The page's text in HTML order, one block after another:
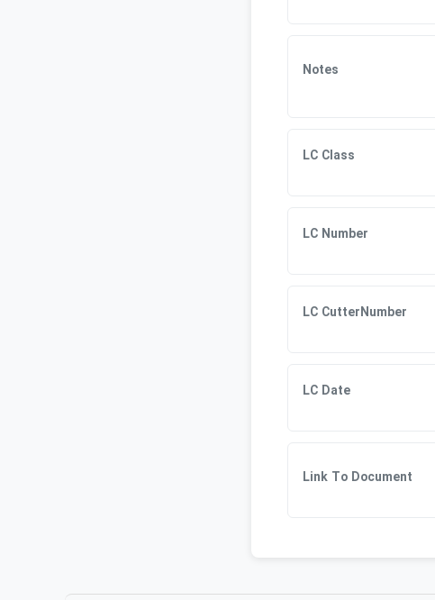
Notes
LC Class
LC Number
LC CutterNumber
LC Date
Link To Document